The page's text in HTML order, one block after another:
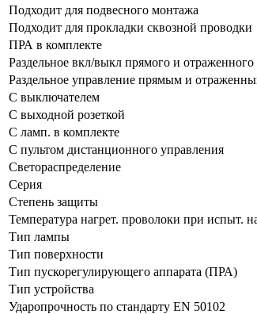
Подходит для подвесного монтажа
Подходит для прокладки сквозной проводки
ПРА в комплекте
Раздельное вкл/выкл прямого и отраженного
Раздельное управление прямым и
С выключателем
С выходной розеткой
С ламп. в комплекте
С пультом дистанционного управления
Светораспределение
Серия
Степень защиты
Температура нагрет. проволоки при испыт.
Тип лампы
Тип поверхности
Тип пускорегулирующего аппарата (ПРА)
Тип устройства
Ударопрочность по стандарту EN 50102